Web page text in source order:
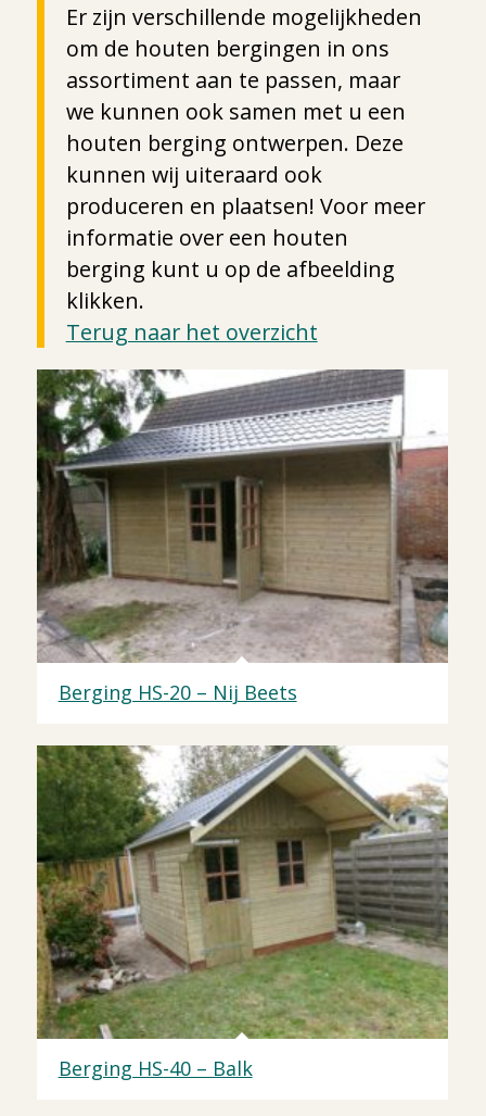
Er zijn verschillende mogelijkheden
om de houten bergingen in ons
assortiment aan te passen, maar
we kunnen ook samen met u een
houten berging ontwerpen. Deze
kunnen wij uiteraard ook
produceren en plaatsen! Voor meer
informatie over een houten
berging kunt u op de afbeelding
klikken.
Terug naar het overzicht
Berging HS-20 – Nij Beets
Berging HS-40 – Balk